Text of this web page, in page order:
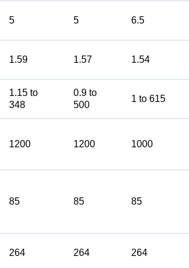
5 5 6.5
1.59 1.57 1.54
1.15 to
348
0.9 to
500
1 to 615
1200 1200 1000
85 85 85
264 264 264